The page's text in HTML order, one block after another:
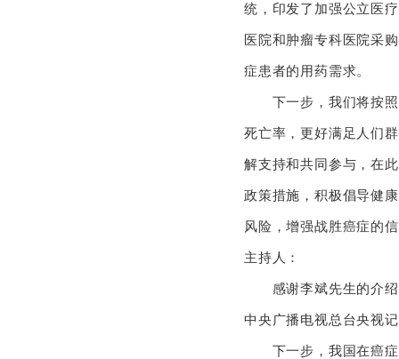
统，印发了加强公立医
医院和肿瘤专科医院采
症患者的用药需求
下一步，我们将按照
死亡率，更好满足人们
解支持和共同参与，在
政策措施，积极倡导健
风险，增强战胜癌症
主持人：
感谢李斌先生的介绍
中央广播电视总台央视
下一步，我国在癌